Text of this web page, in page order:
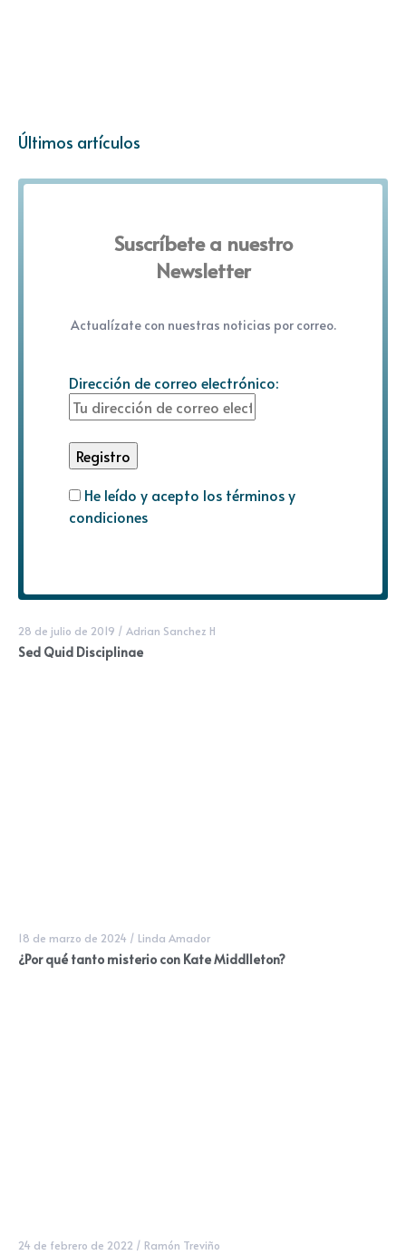
Últimos artículos
Suscríbete a nuestro
Newsletter
Actualízate con nuestras noticias por correo.
Dirección de correo electrónico:
He leído y acepto los términos y
condiciones
28 de julio de 2019 / Adrian Sanchez H
Sed Quid Disciplinae
18 de marzo de 2024 / Linda Amador
¿Por qué tanto misterio con Kate Middlleton?
24 de febrero de 2022 / Ramón Treviño